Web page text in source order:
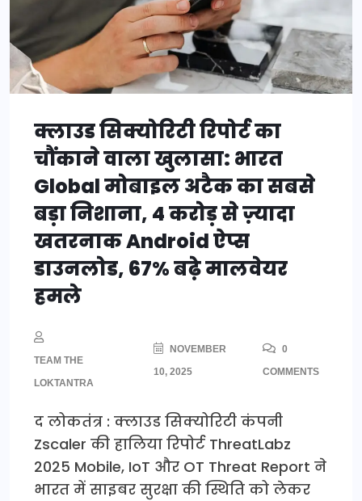
क्लाउड सिक्योरिटी रिपोर्ट का
चौंकाने वाला खुलासा: भारत
Global मोबाइल अटैक का सबसे
बड़ा निशाना, 4 करोड़ से ज़्यादा
खतरनाक Android ऐप्स
डाउनलोड, 67% बढ़े मालवेयर
हमले
TEAM THE
LOKTANTRA
NOVEMBER
10, 2025
0
COMMENTS
द लोकतंत्र : क्लाउड सिक्योरिटी कंपनी
Zscaler की हालिया रिपोर्ट ThreatLabz
2025 Mobile, IoT और OT Threat Report ने
भारत में साइबर सुरक्षा की स्थिति को लेकर